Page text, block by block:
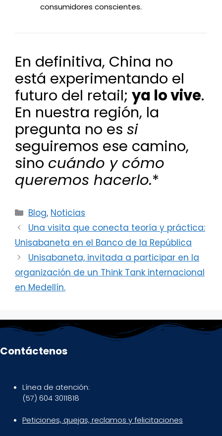
consumidores conscientes.
En definitiva, China no
está experimentando el
futuro del retail; ya lo vive.
En nuestra región, la
pregunta no es si
seguiremos ese camino,
sino cuándo y cómo
queremos hacerlo.*
Categorías
Blog, Noticias
Una visita que conecta teoría y práctica:
Unisabaneta en el Banco de la República
Unisabaneta, invitada a participar en la
organización de un Think Tank internacional
en Medellín.
Contáctenos
Línea de atención:
(57) 604 3011818
Peticiones, quejas, reclamos y felicitaciones